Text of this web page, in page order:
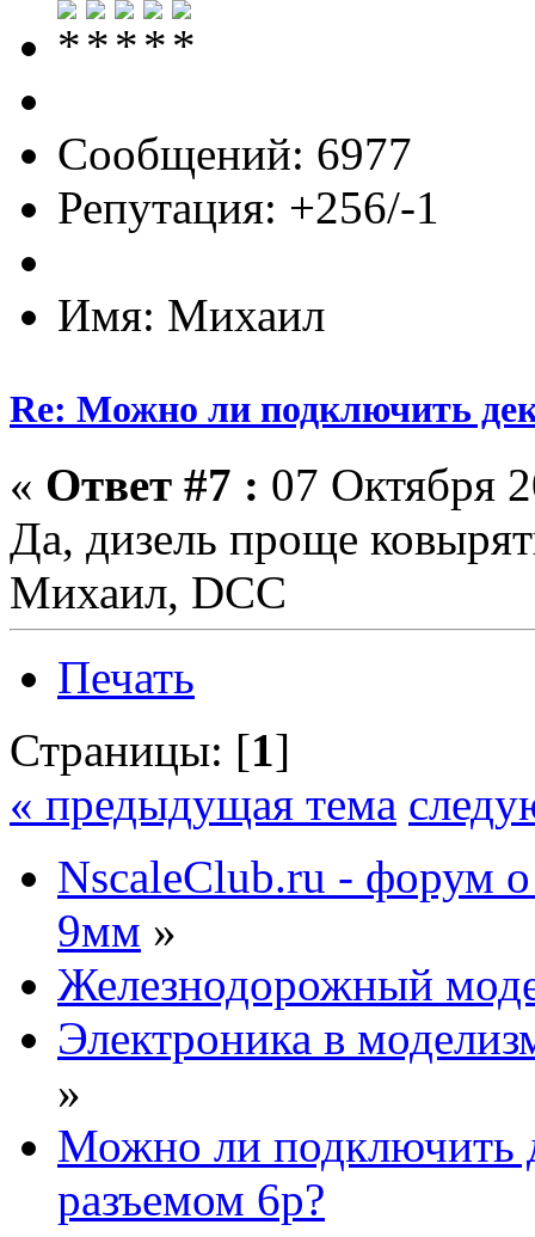
Сообщений: 6977
Репутация: +256/-1
Имя: Михаил
Re: Можно ли подключить
« Ответ #7 : 07 Октября
Да, дизель проще
Михаил, DCC
Печать
Страницы: [1]
« предыдущая тема
NscaleClub.ru - форум
9мм »
Железнодорожный
Электроника в
»
Можно ли подключить
разъемом 6р?